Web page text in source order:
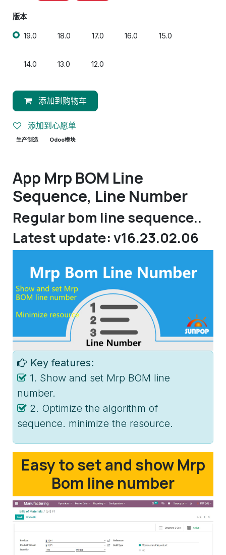
版本
19.0 18.0 17.0 16.0 15.0
14.0 13.0 12.0
添加到购物车
添加到心愿单
生产制造 Odoo模块
App Mrp BOM Line
Sequence, Line Number
Regular bom line sequence..
Latest update: v16.23.02.06
Key features:
1. Show and set Mrp BOM line
number.
2. Optimize the algorithm of
sequence. minimize the resource.
Easy to set and show Mrp
Bom line number